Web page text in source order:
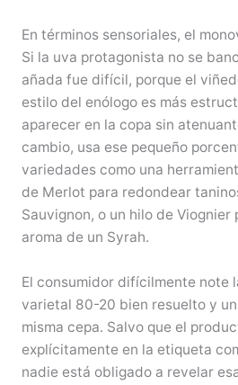
En términos sensoriales, el
Si la uva protagonista no se
añada fue difícil, porque el
estilo del enólogo es más
aparecer en la copa sin
cambio, usa ese pequeño
variedades como una
de Merlot para redondear
Sauvignon, o un hilo de Viognier
aroma de un Syrah.
El consumidor difícilmente note
varietal 80-20 bien resuelto y
misma cepa. Salvo que el
explícitamente en la etiqueta
nadie está obligado a revelar